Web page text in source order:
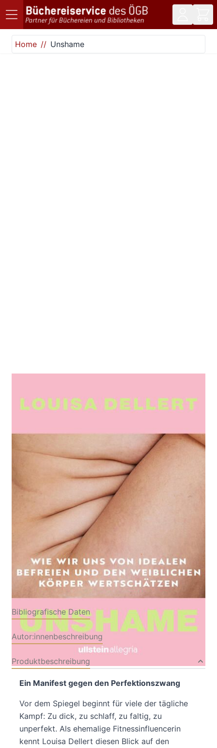
Direkt zum Inhalt
Home
Unshame
Wie wir uns von Idealen befreien und den weiblichen
Körper wertschätzen | Empowerment von der
beliebten Influencerin
Louisa Dellert
Verlag: Ullstein Allegria
Buch
Softcover
ISBN: 978-3-
79340095-0
Bibliografische Daten
Autor:innenbeschreibung
Produktbeschreibung
Ein Manifest gegen den Perfektionszwang
Vor dem Spiegel beginnt für viele der tägliche
Kampf: Zu dick, zu schlaff, zu faltig, zu
unperfekt. Als ehemalige Fitnessinfluencerin
kennt Louisa Dellert diesen Blick auf den